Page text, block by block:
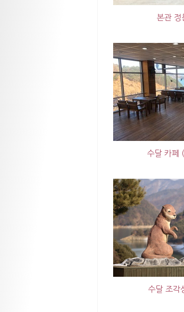
본관 정
수달 카페
수달 조각